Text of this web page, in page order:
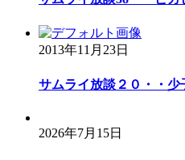
2013年11月23日
サムライ放談２０・・少
2026年7月15日